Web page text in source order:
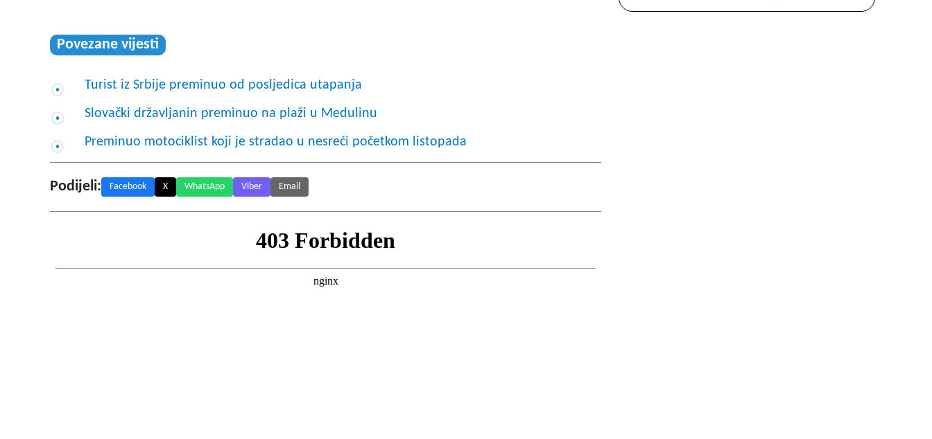
Povezane vijesti
Turist iz Srbije preminuo od posljedica utapanja
Slovački državljanin preminuo na plaži u Medulinu
Preminuo motociklist koji je stradao u nesreći početkom listopada
Podijeli: Facebook X WhatsApp Viber Email